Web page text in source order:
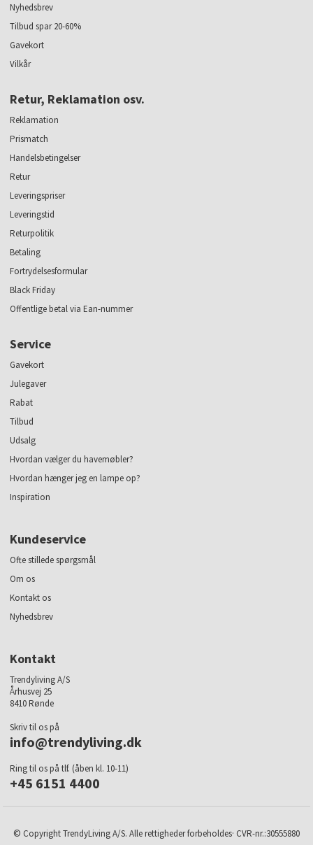
Nyhedsbrev
Tilbud spar 20-60%
Gavekort
Vilkår
Retur, Reklamation osv.
Reklamation
Prismatch
Handelsbetingelser
Retur
Leveringspriser
Leveringstid
Returpolitik
Betaling
Fortrydelsesformular
Black Friday
Offentlige betal via Ean-nummer
Service
Gavekort
Julegaver
Rabat
Tilbud
Udsalg
Hvordan vælger du havemøbler?
Hvordan hænger jeg en lampe op?
Inspiration
Kundeservice
Ofte stillede spørgsmål
Om os
Kontakt os
Nyhedsbrev
Kontakt
Trendyliving A/S
Århusvej 25
8410 Rønde
Skriv til os på
info@trendyliving.dk
Ring til os på tlf. (åben kl. 10-11)
+45 6151 4400
© Copyright TrendyLiving A/S. Alle rettigheder forbeholdes· CVR-nr.:30555880